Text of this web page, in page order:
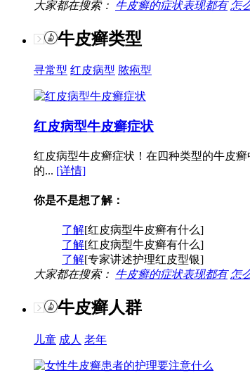
大家都在搜索： 牛皮癣的症状表现都有 怎
牛皮癣类型
寻常型 红皮病型 脓疱型
红皮病型牛皮癣症状
红皮病型牛皮癣症状！在四种类型的牛皮
的... [详情]
你是不是想了解：
了解[红皮病型牛皮癣有什么]
了解[红皮病型牛皮癣有什么]
了解[专家讲述护理红皮型银]
大家都在搜索： 牛皮癣的症状表现都有 怎
牛皮癣人群
儿童 成人 老年